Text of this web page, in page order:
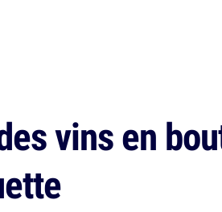
vins en